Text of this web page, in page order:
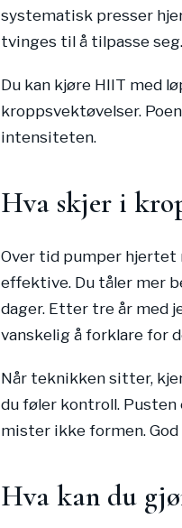
systematisk presser
tvinges til å tilpasse seg.
Du kan kjøre HIIT med
kroppsvektøvelser.
intensiteten.
Hva skjer i
Over tid pumper hjertet
effektive. Du tåler mer
dager. Etter tre år med
vanskelig å forklare for
Når teknikken sitter,
du føler kontroll. Pusten
mister ikke formen.
Hva kan du